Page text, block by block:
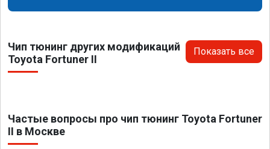
Чип тюнинг других модификаций
Toyota Fortuner II
Показать все
Частые вопросы про чип тюнинг Toyota Fortuner
II в Москве